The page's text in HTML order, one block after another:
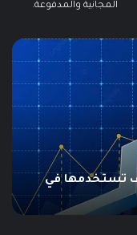
المجانية والمدفوعة.